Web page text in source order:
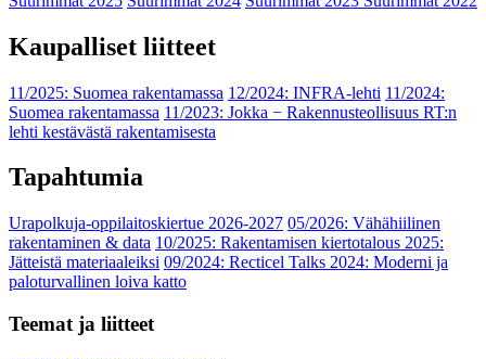
Kaupalliset liitteet
11/2025: Suomea rakentamassa 12/2024: INFRA-lehti 11/2024:
Suomea rakentamassa 11/2023: Jokka − Rakennusteollisuus RT:n
lehti kestävästä rakentamisesta
Tapahtumia
Urapolkuja-oppilaitoskiertue 2026-2027 05/2026: Vähähiilinen
rakentaminen & data 10/2025: Rakentamisen kiertotalous 2025:
Jätteistä materiaaleiksi 09/2024: Recticel Talks 2024: Moderni ja
paloturvallinen loiva katto
Teemat ja liitteet